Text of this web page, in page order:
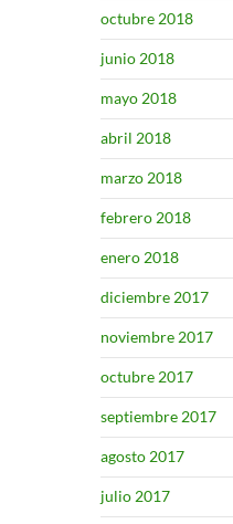
octubre 2018
junio 2018
mayo 2018
abril 2018
marzo 2018
febrero 2018
enero 2018
diciembre 2017
noviembre 2017
octubre 2017
septiembre 2017
agosto 2017
julio 2017